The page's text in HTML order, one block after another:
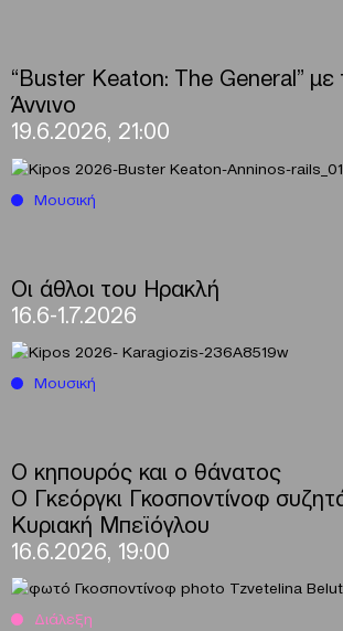
“Buster Keaton: The General” με
Άννινο
19.6.2026, 21:00
Μουσική
Οι άθλοι του Ηρακλή
16.6-1.7.2026
Μουσική
Ο κηπουρός και ο θάνατος
Ο Γκεόργκι Γκοσποντίνοφ
Κυριακή Μπεϊόγλου
16.6.2026, 19:00
Διάλεξη